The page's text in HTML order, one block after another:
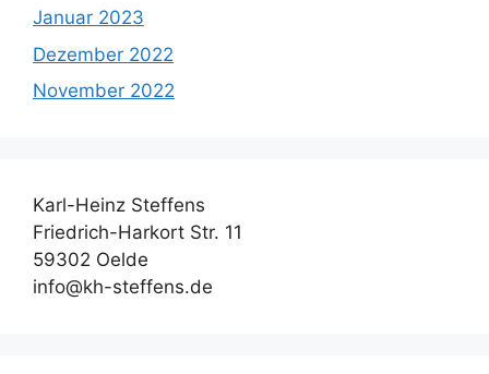
Januar 2023
Dezember 2022
November 2022
Karl-Heinz Steffens
Friedrich-Harkort Str. 11
59302 Oelde
info@kh-steffens.de